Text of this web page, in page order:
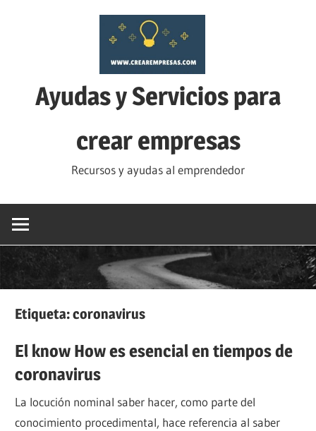
Ayudas y Servicios para
crear empresas
Recursos y ayudas al emprendedor
Etiqueta:coronavirus
El know How es esencial en tiempos de
coronavirus
La locución nominal saber hacer,​ como parte del
conocimiento procedimental, hace referencia al saber